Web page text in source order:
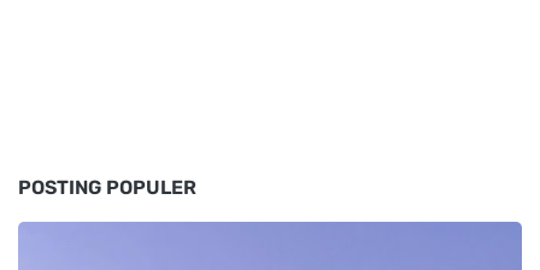
POSTING POPULER